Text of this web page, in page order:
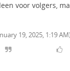
voor volgers,
19, 2025, 1:19 AM